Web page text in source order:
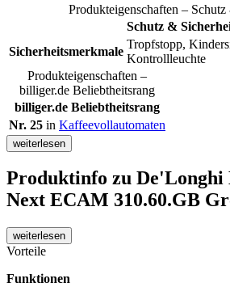
Produkteigenschaften –
Schutz &
Sicherheitsmerkmale
Tropfstopp,
Kontrollleuchte
Produkteigenschaften –
billiger.de Beliebtheitsrang
billiger.de Beliebtheitsrang
Nr. 25 in Kaffeevollautomaten
weiterlesen
Produktinfo zu De'Longhi
Next ECAM 310.60.GB
weiterlesen
Vorteile
Funktionen